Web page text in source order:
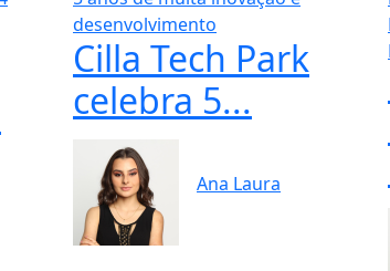
Cilla Tech Park
celebra 5...
Ana Laura